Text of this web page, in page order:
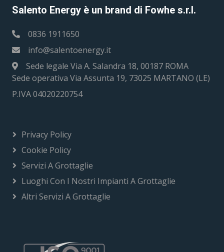
Salento Energy è un brand di Fowhe s.r.l.
0836 1911650
info@salentoenergy.it
Sede legale Via A. Salandra 18, 00187 ROMA
Sede operativa Via Assunta 19, 73025 MARTANO (LE)
P.IVA 04020220754
Privacy Policy
Cookie Policy
Servizi A Grottaglie
Luoghi Con I Nostri Impianti A Grottaglie
Altri Servizi A Grottaglie